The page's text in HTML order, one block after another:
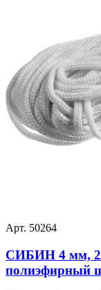
Арт. 50264
СИБИН 4 мм,
полиэфирный